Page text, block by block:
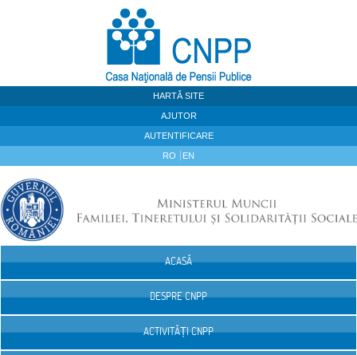
HARTĂ SITE
AJUTOR
AUTENTIFICARE
RO EN
ACASĂ
DESPRE CNPP
ACTIVITĂȚI CNPP